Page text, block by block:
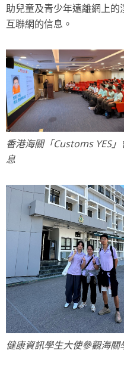
助兒童及青少年遠離網上
互聯網的信息。
香港海關「Customs YES
息
健康資訊學生大使參觀海關